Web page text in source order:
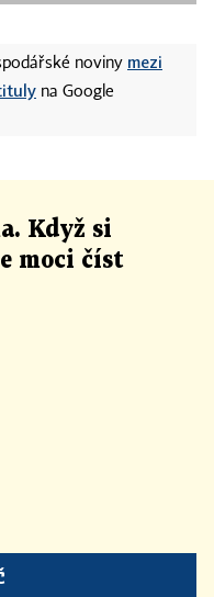
noviny mezi
na Google
Když si
moci číst